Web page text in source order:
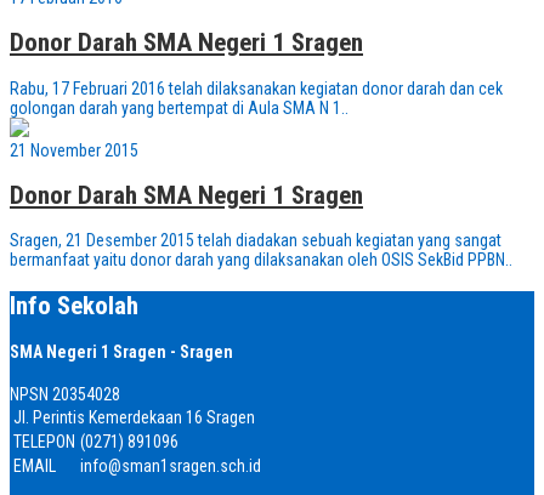
Donor Darah SMA Negeri 1 Sragen
Rabu, 17 Februari 2016 telah dilaksanakan kegiatan donor darah dan cek
golongan darah yang bertempat di Aula SMA N 1..
21 November 2015
Donor Darah SMA Negeri 1 Sragen
Sragen, 21 Desember 2015 telah diadakan sebuah kegiatan yang sangat
bermanfaat yaitu donor darah yang dilaksanakan oleh OSIS SekBid PPBN..
Info Sekolah
SMA Negeri 1 Sragen - Sragen
NPSN 20354028
Jl. Perintis Kemerdekaan 16 Sragen
TELEPON (0271) 891096
EMAIL
info@sman1sragen.sch.id